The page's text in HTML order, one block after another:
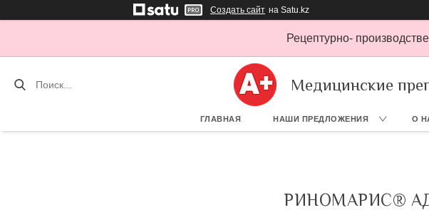
Создать сайт на Satu.kz
Рецептурно-
Медицинские
ГЛАВНАЯ НАШИ ПРЕДЛОЖЕНИЯ О
РИНОМАРИС®